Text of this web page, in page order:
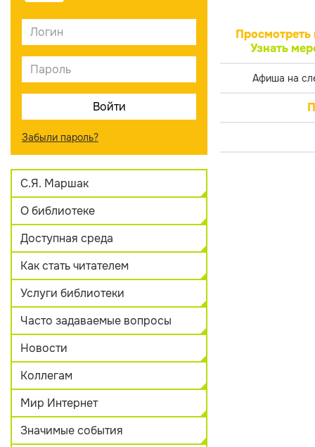
Забыли пароль?
С.Я. Маршак
О библиотеке
Доступная среда
Как стать читателем
Услуги библиотеки
Часто задаваемые вопросы
Новости
Коллегам
Мир Интернет
Значимые события
Просмотреть
Узнать
Афиша на